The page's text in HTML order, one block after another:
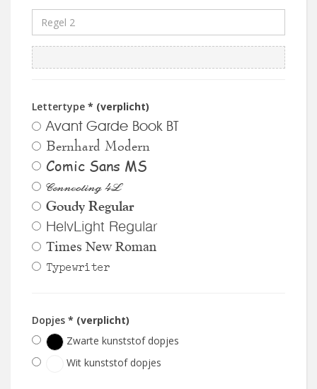
Lettertype * (verplicht)
Avant Garde Book BT
Bernhard Modern
Comic Sans MS
Connecting 4L
Goudy Regular
HelvLight Regular
Times New Roman
Typewriter
Dopjes * (verplicht)
Zwarte kunststof dopjes
Wit kunststof dopjes